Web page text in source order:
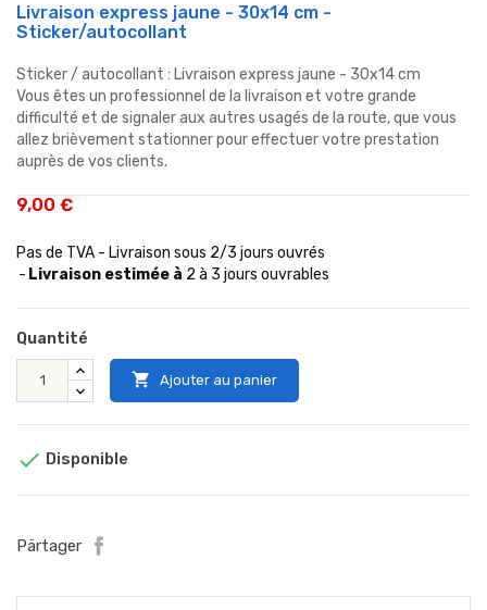
Livraison express jaune - 30x14 cm -
Sticker/autocollant
Sticker / autocollant : Livraison express jaune - 30x14 cm
Vous êtes un professionnel de la livraison et votre grande
difficulté et de signaler aux autres usagés de la route, que vous
allez brièvement stationner pour effectuer votre prestation
auprès de vos clients.
9,00 €
Pas de TVA - Livraison sous 2/3 jours ouvrés
Livraison estimée à 2 à 3 jours ouvrables
Quantité
 Ajouter au panier
 Disponible
Pärtager